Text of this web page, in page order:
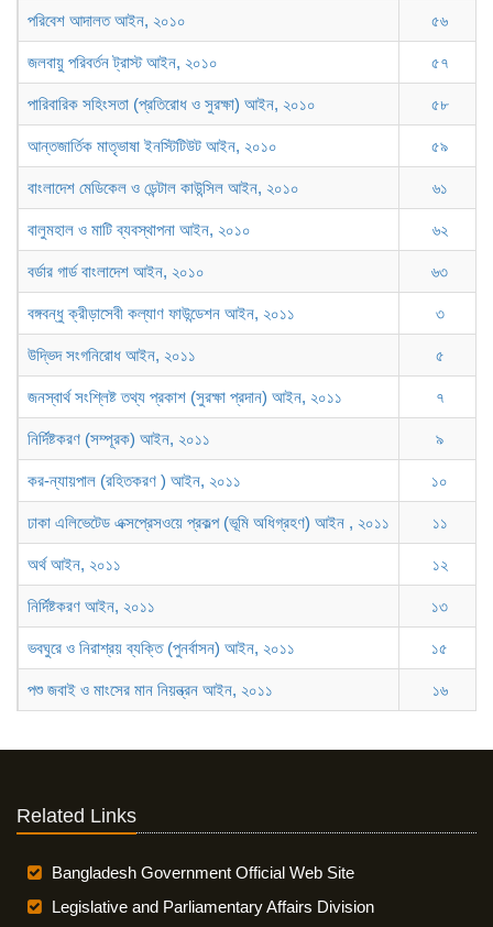
পরিবেশ আদালত আইন, ২০১০ ৫৬
জলবায়ু পরিবর্তন ট্রাস্ট আইন, ২০১০ ৫৭
পারিবারিক সহিংসতা (প্রতিরোধ ও সুরক্ষা) আইন, ২০১০ ৫৮
আন্তজার্তিক মাতৃভাষা ইনস্টিটিউট আইন, ২০১০ ৫৯
বাংলাদেশ মেডিকেল ও ডেন্টাল কাউন্সিল আইন, ২০১০ ৬১
বালুমহাল ও মাটি ব্যবস্থাপনা আইন, ২০১০ ৬২
বর্ডার গার্ড বাংলাদেশ আইন, ২০১০ ৬৩
বঙ্গবন্ধু ক্রীড়াসেবী কল্যাণ ফাউন্ডেশন আইন, ২০১১ ৩
উদ্ভিদ সংগনিরোধ আইন, ২০১১ ৫
জনস্বার্থ সংশ্লিষ্ট তথ্য প্রকাশ (সুরক্ষা প্রদান) আইন, ২০১১ ৭
নির্দিষ্টকরণ (সম্পূরক) আইন, ২০১১ ৯
কর-ন্যায়পাল (রহিতকরণ ) আইন, ২০১১ ১০
ঢাকা এলিভেটেড এক্সপ্রেসওয়ে প্রকল্প (ভূমি অধিগ্রহণ) আইন , ২০১১ ১১
অর্থ আইন, ২০১১ ১২
নির্দিষ্টকরণ আইন, ২০১১ ১৩
ভবঘুরে ও নিরাশ্রয় ব্যক্তি (পুনর্বাসন) আইন, ২০১১ ১৫
পশু জবাই ও মাংসের মান নিয়ন্ত্রন আইন, ২০১১ ১৬
Related Links
Bangladesh Government Official Web Site
Legislative and Parliamentary Affairs Division